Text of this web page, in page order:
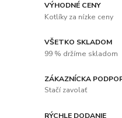
VÝHODNÉ CENY
Kotlíky za nízke ceny
VŠETKO SKLADOM
99 % držíme skladom
ZÁKAZNÍCKA
Stačí zavolať
RÝCHLE DODANIE